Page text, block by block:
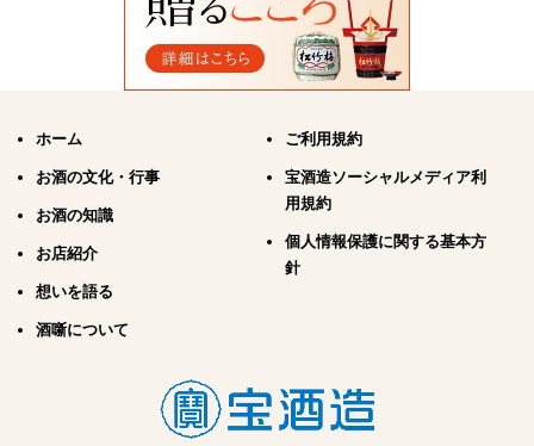
ホーム
お酒の文化・行事
お酒の知識
お店紹介
想いを語る
酒噺について
ご利用規約
宝酒造ソーシャルメディア利
用規約
個人情報保護に関する基本方
針